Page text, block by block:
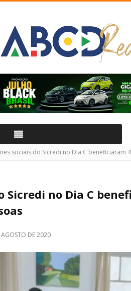
sociais do Sicredi no Dia C beneficiaram
Sicredi no Dia C
AGOSTO DE 2020